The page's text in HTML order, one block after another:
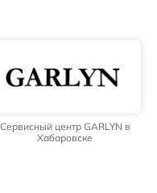
Сервисный центр GARLYN в
Хабаровске